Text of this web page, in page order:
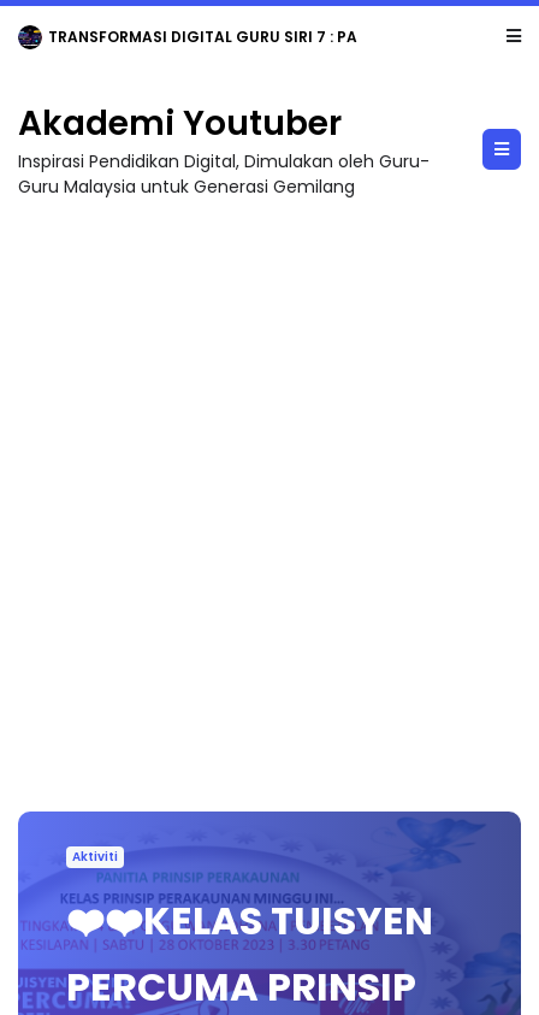
TRANSFORMASI DIGITAL GURU SIRI 7 : PAHLAWAN DIGITAL PENYELAMAT DUNIA
Akademi Youtuber
Inspirasi Pendidikan Digital, Dimulakan oleh Guru-
Guru Malaysia untuk Generasi Gemilang
Aktiviti
❤️❤️KELAS TUISYEN
PERCUMA PRINSIP